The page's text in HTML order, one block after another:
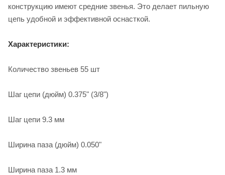
конструкцию имеют средние звенья. Это делает пильную
цепь удобной и эффективной оснасткой.
Характеристики:
Количество звеньев 55 шт
Шаг цепи (дюйм) 0.375" (3/8")
Шаг цепи 9.3 мм
Ширина паза (дюйм) 0.050"
Ширина паза 1.3 мм